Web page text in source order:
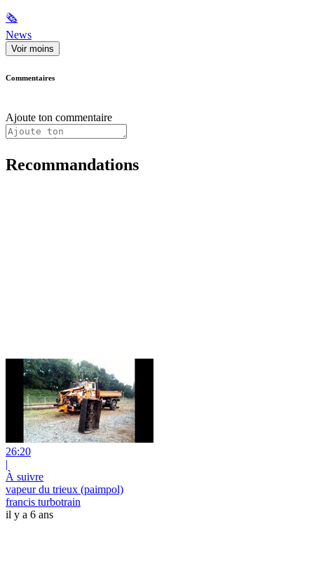
🗞
News
Voir moins
Commentaires
Ajoute ton commentaire
Recommandations
26:20
|
À suivre
vapeur du trieux (paimpol)
francis turbotrain
il y a 6 ans